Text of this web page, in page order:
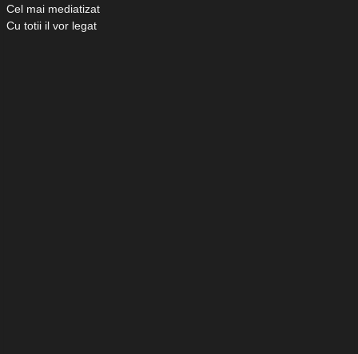
Cel mai mediatizat
Cu totii il vor legat